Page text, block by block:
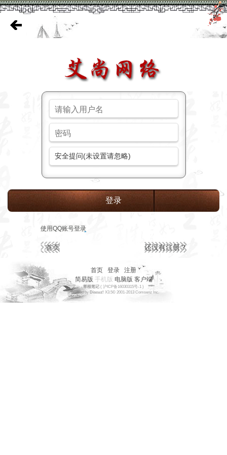
安全提问(未设置请忽略)
登录
使用QQ账号登录
首页 还没有注册？
首页 登录
注册
简易版 手机版 电脑版 客户端
草根笔记 ( 沪ICP备16030315号-1 )
Powered by Discuz! X3.5© 2001-2013 Comsenz Inc.